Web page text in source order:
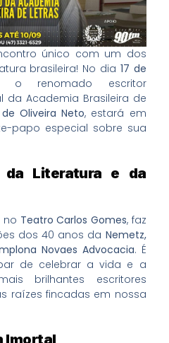
único com um dos
brasileira! No dia 17 de
o renomado escritor
da Academia Brasileira de
Oliveira Neto, estará em
papo especial sobre sua
da Literatura e da
no Teatro Carlos Gomes, faz
dos 40 anos da Nemetz,
Novaes Advocacia. É
de celebrar a vida e a
brilhantes escritores
raízes fincadas em nossa